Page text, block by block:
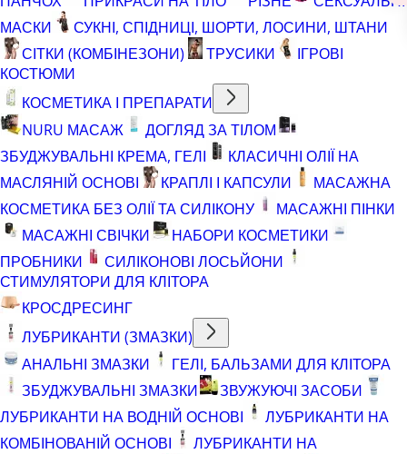
МАСКИ
СУКНІ, СПІДНИЦІ, ШОРТИ, ЛОСИНИ, ШТАНИ
СІТКИ (КОМБІНЕЗОНИ)
ТРУСИКИ
ІГРОВІ
КОСТЮМИ
КОСМЕТИКА І ПРЕПАРАТИ
NURU МАСАЖ
ДОГЛЯД ЗА ТІЛОМ
ЗБУДЖУВАЛЬНІ КРЕМА, ГЕЛІ
КЛАСИЧНІ ОЛІЇ НА
МАСЛЯНІЙ ОСНОВІ
КРАПЛІ І КАПСУЛИ
МАСАЖНА
КОСМЕТИКА БЕЗ ОЛІЇ ТА СИЛІКОНУ
МАСАЖНІ ПІНКИ
МАСАЖНІ СВІЧКИ
НАБОРИ КОСМЕТИКИ
ПРОБНИКИ
СИЛІКОНОВІ ЛОСЬЙОНИ
СТИМУЛЯТОРИ ДЛЯ КЛІТОРА
КРОСДРЕСИНГ
ЛУБРИКАНТИ (ЗМАЗКИ)
АНАЛЬНІ ЗМАЗКИ
ГЕЛІ, БАЛЬЗАМИ ДЛЯ КЛІТОРА
ЗБУДЖУВАЛЬНІ ЗМАЗКИ
ЗВУЖУЮЧІ ЗАСОБИ
ЛУБРИКАНТИ НА ВОДНІЙ ОСНОВІ
ЛУБРИКАНТИ НА
КОМБІНОВАНІЙ ОСНОВІ
ЛУБРИКАНТИ НА